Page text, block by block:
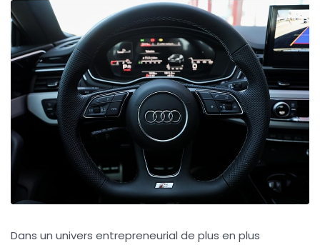
Dans un univers entrepreneurial de plus en plus